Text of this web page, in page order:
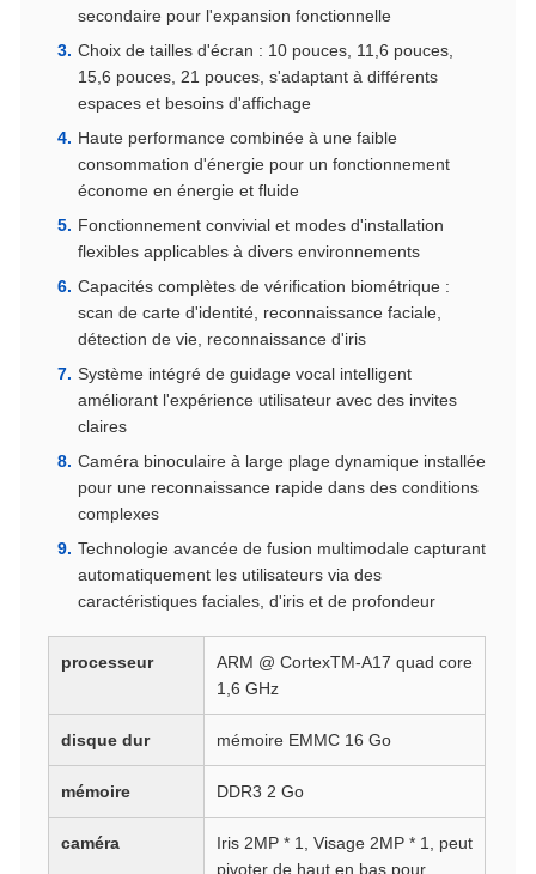
secondaire pour l'expansion fonctionnelle
Choix de tailles d'écran : 10 pouces, 11,6 pouces,
15,6 pouces, 21 pouces, s'adaptant à différents
espaces et besoins d'affichage
Haute performance combinée à une faible
consommation d'énergie pour un fonctionnement
économe en énergie et fluide
Fonctionnement convivial et modes d'installation
flexibles applicables à divers environnements
Capacités complètes de vérification biométrique :
scan de carte d'identité, reconnaissance faciale,
détection de vie, reconnaissance d'iris
Système intégré de guidage vocal intelligent
améliorant l'expérience utilisateur avec des invites
claires
Caméra binoculaire à large plage dynamique installée
pour une reconnaissance rapide dans des conditions
complexes
Technologie avancée de fusion multimodale capturant
automatiquement les utilisateurs via des
caractéristiques faciales, d'iris et de profondeur
processeur
ARM @ CortexTM-A17 quad core
1,6 GHz
disque dur mémoire EMMC 16 Go
mémoire DDR3 2 Go
caméra
Iris 2MP * 1, Visage 2MP * 1, peut
pivoter de haut en bas pour